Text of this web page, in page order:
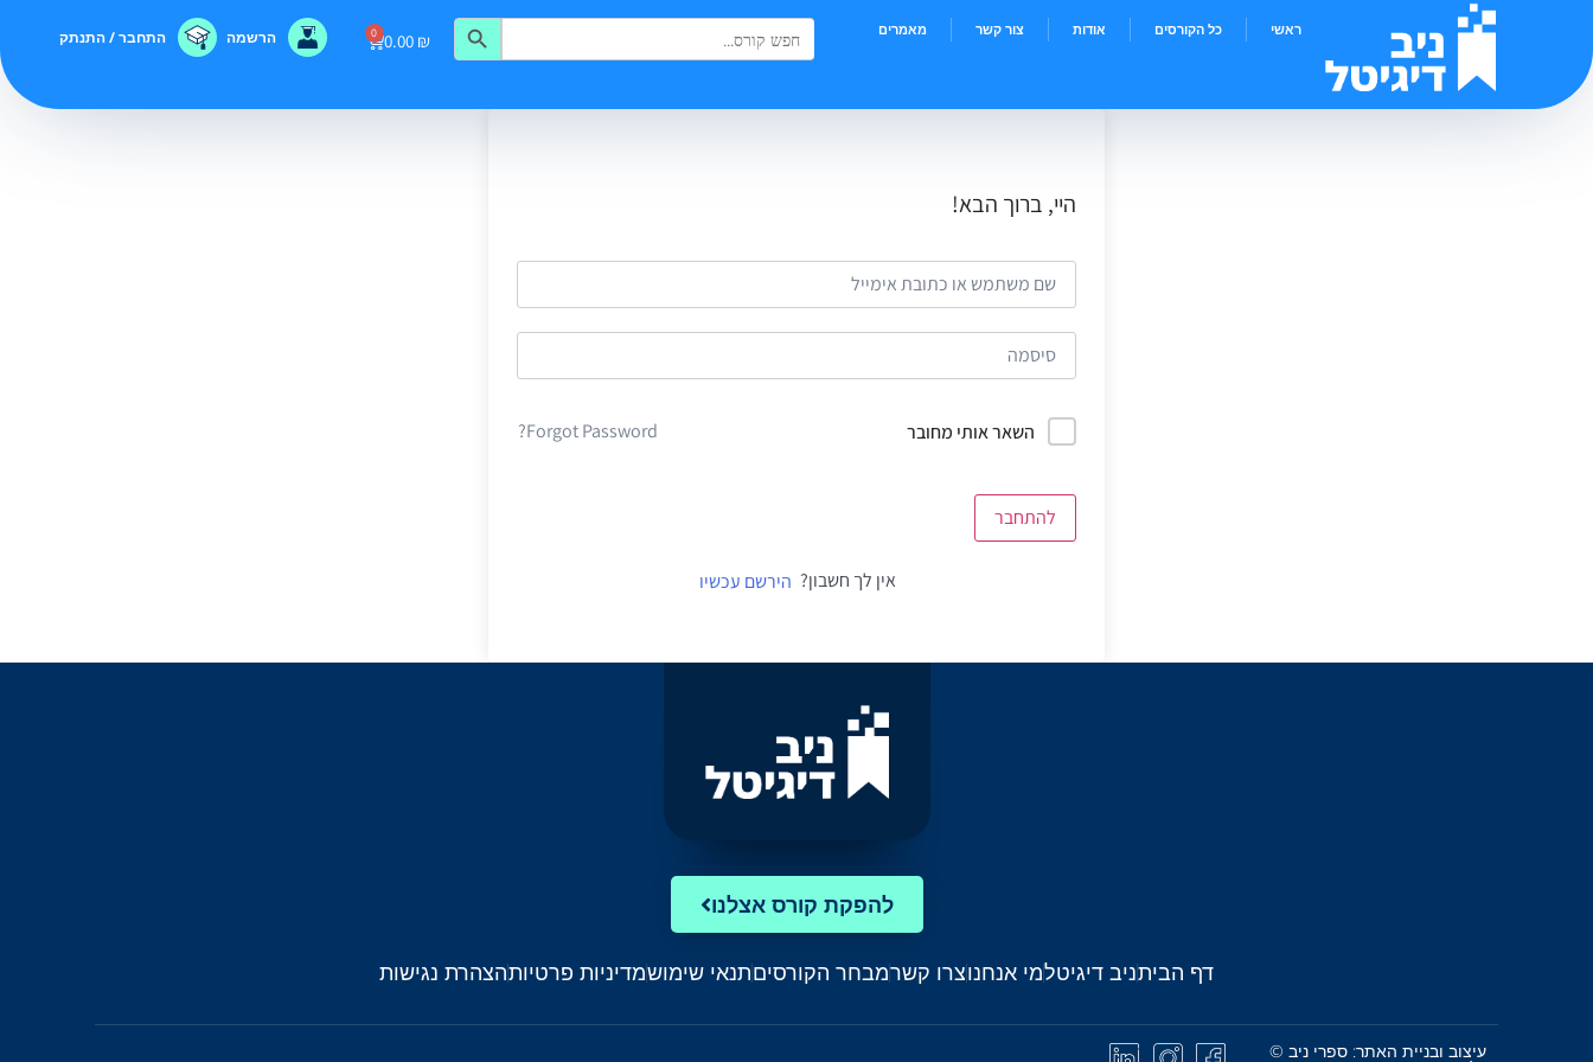
ראשי כל הקורסים אודות צור קשר מאמרים Search
for:
Search Button
0.00 ₪
0 הרשמה התחבר / התנתק
היי, ברוך הבא!
השאר אותי מחובר Forgot Password?
להתחבר
אין לך חשבון? הירשם עכשיו
להפקת קורס אצלנו
דף הביתניב דיגיטלמי אנחנוצרו קשרמבחר הקורסיםתנאי שימושמדיניות פרטיותהצהרת נגישות
עיצוב ובניית האתר: ספרי ניב ©